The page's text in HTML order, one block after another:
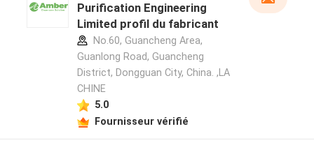
Purification Engineering
Limited profil du fabricant
No.60, Guancheng Area,
Guanlong Road, Guancheng
District, Dongguan City, China. ,LA
CHINE
5.0
Fournisseur vérifié